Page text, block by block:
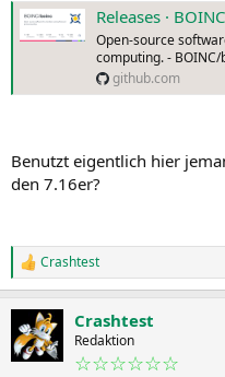
Releases ·
Open-source
computing. - BOINC/
github.com
Benutzt eigentlich hier
den 7.16er?
R
e
k
t
i
Crashtest
Crashtest
Redaktion
☆☆☆☆☆☆